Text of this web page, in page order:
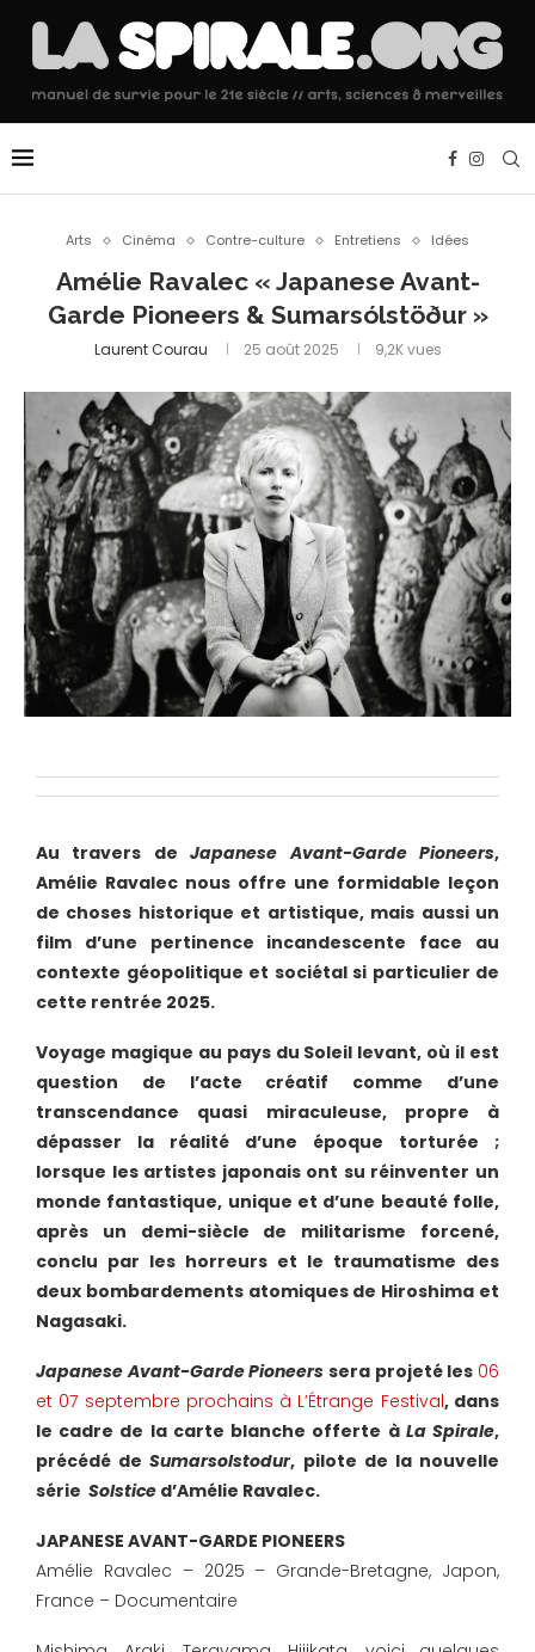
Arts Cinéma Contre-culture Entretiens Idées
Amélie Ravalec « Japanese Avant-
Garde Pioneers & Sumarsólstöður »
Laurent Courau 25 août 2025 9,2Kvues
Au travers deJapanese Avant-Garde Pioneers,
Amélie Ravalec nous offre une formidable leçon
de choses historique et artistique, mais aussi un
film d’une pertinence incandescente face au
contexte géopolitique et sociétal si particulier de
cette rentrée 2025.
Voyage magique au pays du Soleil levant, où il est
question de l’acte créatif comme d’une
transcendance quasi miraculeuse, propre à
dépasser la réalité d’une époque torturée ;
lorsque les artistes japonais ont su réinventer un
monde fantastique, unique et d’une beauté folle,
après un demi-siècle de militarisme forcené,
conclu par les horreurs et le traumatisme des
deux bombardements atomiques de Hiroshima et
Nagasaki.
Japanese Avant-Garde Pioneers sera projeté les 06
et 07 septembre prochains à L’Étrange Festival, dans
le cadre de la carte blanche offerte à La Spirale,
précédé deSumarsolstodur, pilote de la nouvelle
série Solstice d’Amélie Ravalec.
JAPANESE AVANT-GARDE PIONEERS
Amélie Ravalec – 2025 – Grande-Bretagne, Japon,
France – Documentaire